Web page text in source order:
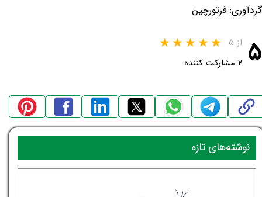
گردآوری: فرتورچین
۵ از ۵
۲ مشارکت کننده
نوشته‌های تازه